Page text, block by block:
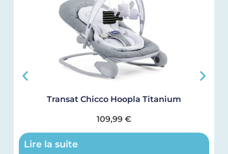
Transat Chicco Hoopla Titanium
109,99 €
Lire la suite